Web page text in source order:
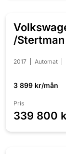
/
2017 Automat
3 899 kr/mån
Pris
339 800